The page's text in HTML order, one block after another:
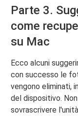
Parte 3.
come
su Mac
Ecco alcuni
con successo le
vengono eliminati,
del dispositivo.
sovrascrivere